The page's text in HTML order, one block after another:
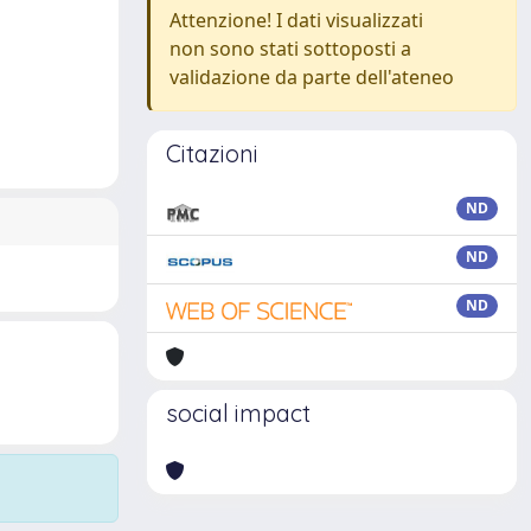
Attenzione! I dati visualizzati
non sono stati sottoposti a
validazione da parte dell'ateneo
Citazioni
ND
ND
ND
social impact